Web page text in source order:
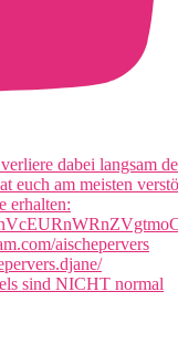
sind NICHT normal